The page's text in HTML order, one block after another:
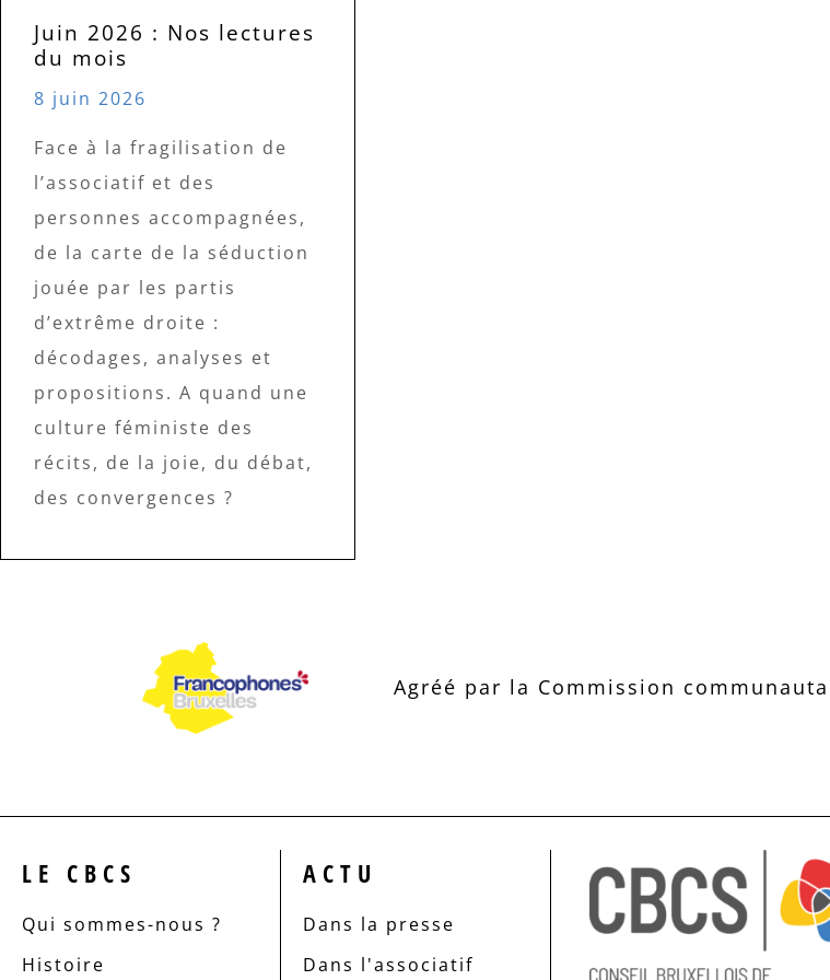
Juin 2026 : Nos lectures
du mois
8 juin 2026
Face à la fragilisation de
l’associatif et des
personnes accompagnées,
de la carte de la séduction
jouée par les partis
d’extrême droite :
décodages, analyses et
propositions. A quand une
culture féministe des
récits, de la joie, du débat,
des convergences ?
Agréé par la Commission
LE CBCS
Qui sommes-nous ?
Histoire
ACTU
Dans la presse
Dans l'associatif